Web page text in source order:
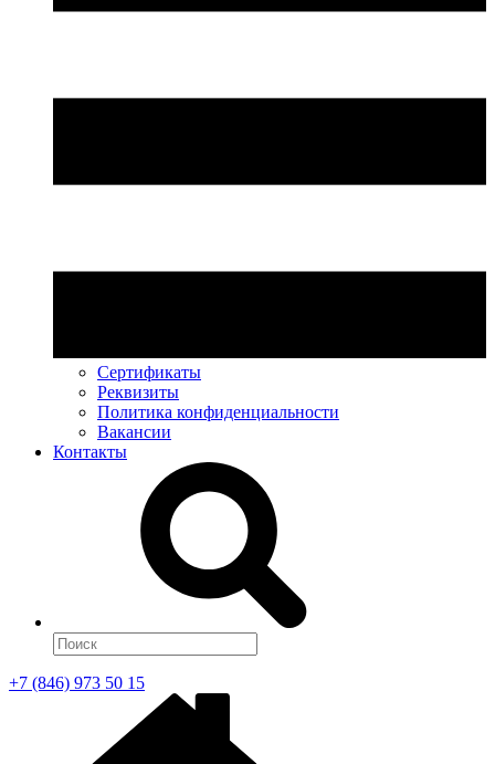
Сертификаты
Реквизиты
Политика конфиденциальности
Вакансии
Контакты
+7 (846) 973 50 15